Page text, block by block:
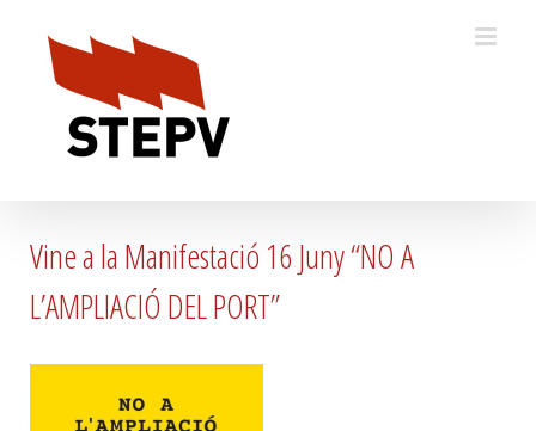
content
Vine a la Manifestació 16 Juny “NO A
L’AMPLIACIÓ DEL PORT”